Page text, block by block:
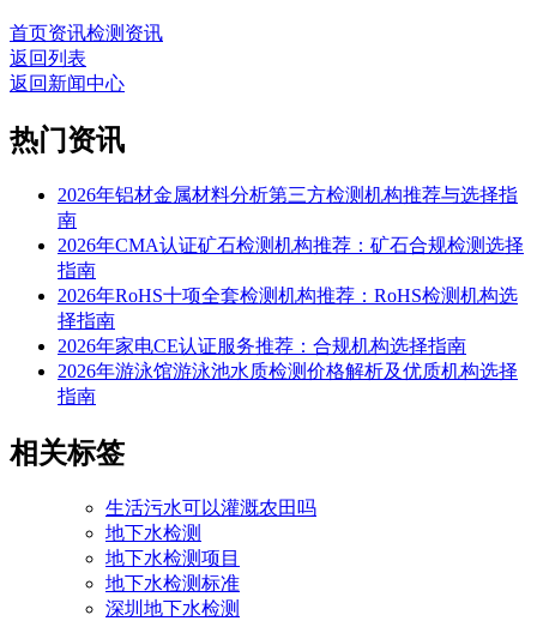
首页资讯检测资讯
返回列表
返回新闻中心
热门资讯
2026年铝材金属材料分析第三方检测机构推荐与选择指
南
2026年CMA认证矿石检测机构推荐：矿石合规检测选择
指南
2026年RoHS十项全套检测机构推荐：RoHS检测机构选
择指南
2026年家电CE认证服务推荐：合规机构选择指南
2026年游泳馆游泳池水质检测价格解析及优质机构选择
指南
相关标签
生活污水可以灌溉农田吗
地下水检测
地下水检测项目
地下水检测标准
深圳地下水检测